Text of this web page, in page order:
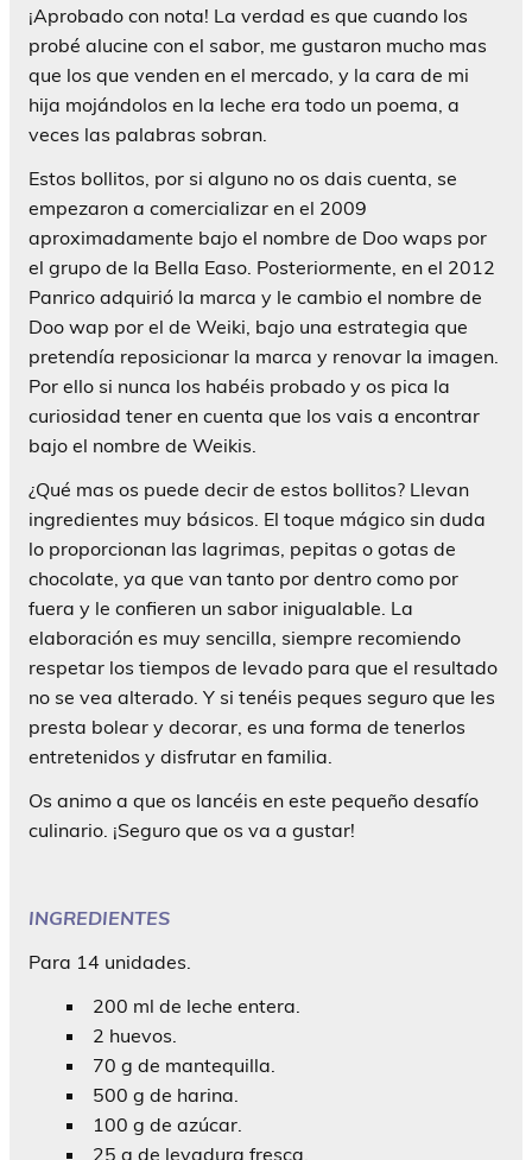
¡Aprobado con nota! La verdad es que cuando los
probé alucine con el sabor, me gustaron mucho mas
que los que venden en el mercado, y la cara de mi
hija mojándolos en la leche era todo un poema, a
veces las palabras sobran.
Estos bollitos, por si alguno no os dais cuenta, se
empezaron a comercializar en el 2009
aproximadamente bajo el nombre de Doo waps por
el grupo de la Bella Easo. Posteriormente, en el 2012
Panrico adquirió la marca y le cambio el nombre de
Doo wap por el de Weiki, bajo una estrategia que
pretendía reposicionar la marca y renovar la imagen.
Por ello si nunca los habéis probado y os pica la
curiosidad tener en cuenta que los vais a encontrar
bajo el nombre de Weikis.
¿Qué mas os puede decir de estos bollitos? Llevan
ingredientes muy básicos. El toque mágico sin duda
lo proporcionan las lagrimas, pepitas o gotas de
chocolate, ya que van tanto por dentro como por
fuera y le confieren un sabor inigualable. La
elaboración es muy sencilla, siempre recomiendo
respetar los tiempos de levado para que el resultado
no se vea alterado. Y si tenéis peques seguro que les
presta bolear y decorar, es una forma de tenerlos
entretenidos y disfrutar en familia.
Os animo a que os lancéis en este pequeño desafío
culinario. ¡Seguro que os va a gustar!
INGREDIENTES
Para 14 unidades.
200 ml de leche entera.
2 huevos.
70 g de mantequilla.
500 g de harina.
100 g de azúcar.
25 g de levadura fresca.